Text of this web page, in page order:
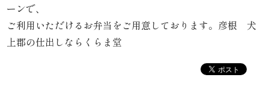
理
オ
ーンで、
ご利用いただけるお弁当をご用意しております。彦根 犬
上郡の仕出しならくらま堂